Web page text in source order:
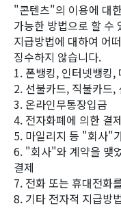
"콘텐츠"의 이용에 대
가능한 방법으로 할
지급방법에 대하여 어
징수하지 않습니다.
1. 폰뱅킹, 인터넷뱅킹,
2. 선불카드, 직불카드,
3. 온라인무통장입금
4. 전자화폐에 의한 결제
5. 마일리지 등 "회사"
6. "회사"와 계약을 맺
결제
7. 전화 또는 휴대전화
8. 기타 전자적 지급방